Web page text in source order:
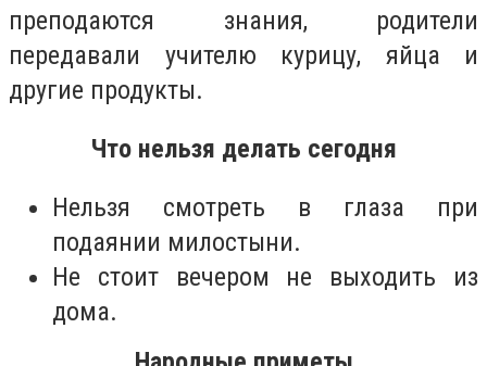
преподаются знания, родители
передавали учителю курицу, яйца и
другие продукты.
Что нельзя делать сегодня
Нельзя смотреть в глаза при
подаянии милостыни.
Не стоит вечером не выходить из
дома.